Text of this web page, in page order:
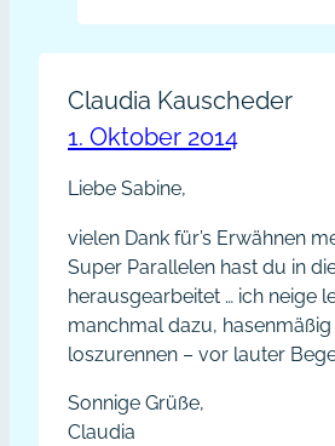
Claudia Kauscheder
1. Oktober 2014
Liebe Sabine,
vielen Dank für’s Erwähnen
Super Parallelen hast du in
herausgearbeitet … ich neige
manchmal dazu,
loszurennen – vor lauter
Sonnige Grüße,
Claudia